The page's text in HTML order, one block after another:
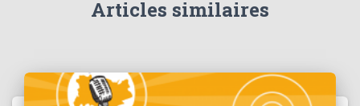
Articles similaires